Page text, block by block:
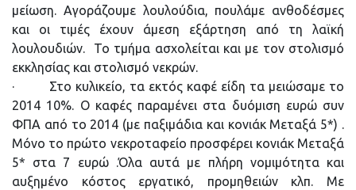
μείωση. Αγοράζουμε λουλούδια, πουλάμε ανθοδέσμες
και οι τιμές έχουν άμεση εξάρτηση από τη λαϊκή
λουλουδιών. Το τμήμα ασχολείται και με τον στολισμό
εκκλησίας και στολισμό νεκρών.
· Στο κυλικείο, τα εκτός καφέ είδη τα μειώσαμε το
2014 10%. Ο καφές παραμένει στα δυόμιση ευρώ συν
ΦΠΑ από το 2014 (με παξιμάδια και κονιάκ Μεταξά 5*) .
Μόνο το πρώτο νεκροταφείο προσφέρει κονιάκ Μεταξά
5* στα 7 ευρώ .Όλα αυτά με πλήρη νομιμότητα και
αυξημένο κόστος εργατικό, προμηθειών κλπ. Με